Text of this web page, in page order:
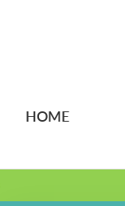
HOME